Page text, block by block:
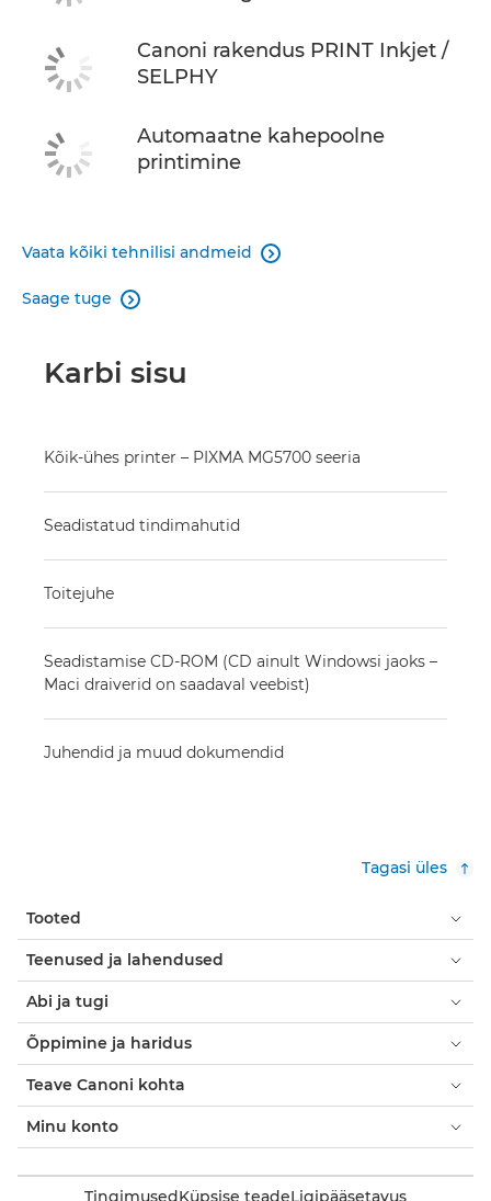
Canoni rakendus PRINT Inkjet /
SELPHY
Automaatne kahepoolne
printimine
Vaata kõiki tehnilisi andmeid 
Saage tuge 
Karbi sisu
Kõik-ühes printer – PIXMA MG5700 seeria
Seadistatud tindimahutid
Toitejuhe
Seadistamise CD-ROM (CD ainult Windowsi jaoks –
Maci draiverid on saadaval veebist)
Juhendid ja muud dokumendid
Tagasi üles
Tooted
Teenused ja lahendused
Abi ja tugi
Õppimine ja haridus
Teave Canoni kohta
Minu konto
TingimusedKüpsise teadeLigipääsetavus